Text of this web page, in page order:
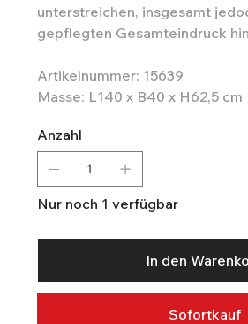
unterstreichen, insgesamt
gepflegten Gesamteindruck
Artikelnummer: 15639
Masse: L140 x B40 x H62,5 cm
Anzahl
Nur noch 1 verfügbar
In den
Sofortkauf